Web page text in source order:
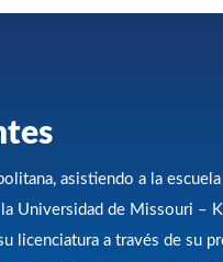
asistiendo a la
Universidad de Missouri –
a través de su